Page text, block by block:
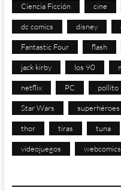
Ciencia Ficción cine
dc comics disney
Fantastic Four flash
jack kirby los 90
netflix PC pollito
Star Wars superhéroes
thor tiras tuna
videojuegos webcomics